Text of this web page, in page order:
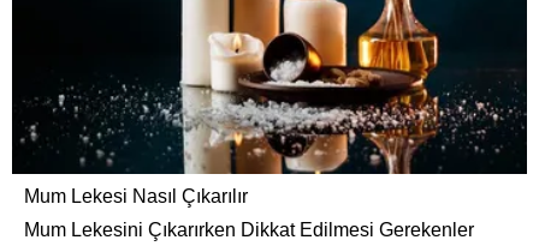
Mum Lekesi Nasıl Çıkarılır
Mum Lekesini Çıkarırken Dikkat Edilmesi Gerekenler